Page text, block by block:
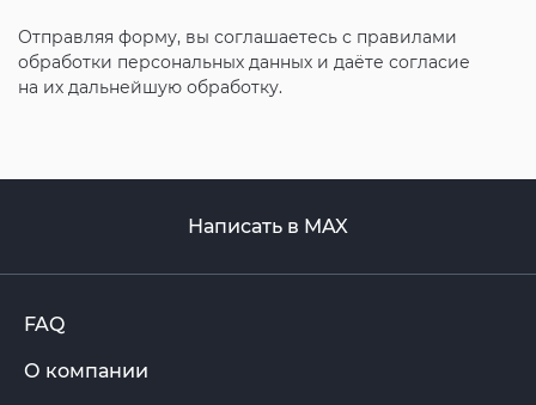
Отправляя форму, вы соглашаетесь с правилами
обработки персональных данных и даёте согласие
на их дальнейшую обработку.
Написать в MAX
FAQ
О компании